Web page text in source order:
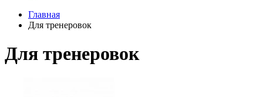
Главная
Для тренеровок
Для тренеровок